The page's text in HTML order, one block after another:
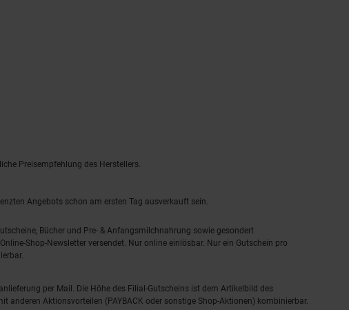
Preisempfehlung des Herstellers.
Angebots schon am ersten Tag ausverkauft sein.
Bücher und Pre- & Anfangsmilchnahrung sowie gesondert
Shop-Newsletter versendet. Nur online einlösbar. Nur ein Gutschein pro
per Mail. Die Höhe des Filial-Gutscheins ist dem Artikelbild des
Aktionsvorteilen (PAYBACK oder sonstige Shop-Aktionen) kombinierbar.